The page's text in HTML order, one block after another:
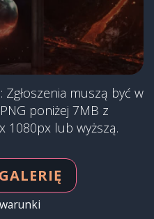
Zgłoszenia muszą być w
poniżej 7MB z
1080px lub wyższą.